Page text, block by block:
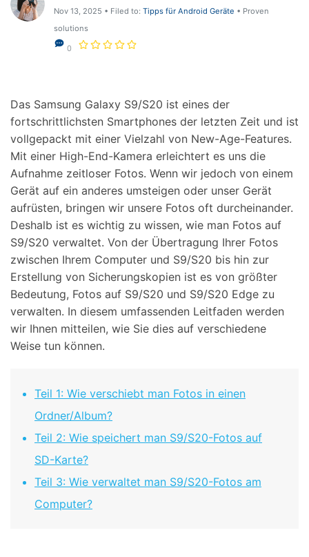
Support
DOWNLOAD Anmelden
Nov 13, 2025 • Filed to: Tipps für Android Geräte • Proven
solutions
0
Das Samsung Galaxy S9/S20 ist eines der
fortschrittlichsten Smartphones der letzten Zeit und ist
vollgepackt mit einer Vielzahl von New-Age-Features.
Mit einer High-End-Kamera erleichtert es uns die
Aufnahme zeitloser Fotos. Wenn wir jedoch von einem
Gerät auf ein anderes umsteigen oder unser Gerät
aufrüsten, bringen wir unsere Fotos oft durcheinander.
Deshalb ist es wichtig zu wissen, wie man Fotos auf
S9/S20 verwaltet. Von der Übertragung Ihrer Fotos
zwischen Ihrem Computer und S9/S20 bis hin zur
Erstellung von Sicherungskopien ist es von größter
Bedeutung, Fotos auf S9/S20 und S9/S20 Edge zu
verwalten. In diesem umfassenden Leitfaden werden
wir Ihnen mitteilen, wie Sie dies auf verschiedene
Weise tun können.
Teil 1: Wie verschiebt man Fotos in einen
Ordner/Album?
Teil 2: Wie speichert man S9/S20-Fotos auf
SD-Karte?
Teil 3: Wie verwaltet man S9/S20-Fotos am
Computer?